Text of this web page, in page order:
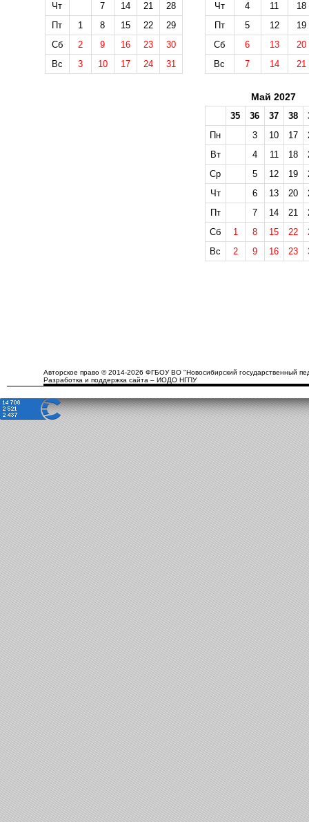
Чт
7 14 21
28
Пт
1 8 15 22
29
Сб
2 9 16 23
30
Вс
3 10 17 24 31
Чт
4 11
18
Пт
5 12
19
Сб
6 13
20
Вс
7 14 21
Май 2027
35 36 37 38
Пн
3 10 17
Вт
4 11 18
Ср
5 12 19
Чт
6 13 20
Пт
7 14 21
Сб
1 8 15 22
Вс
2 9 16 23
Авторское право © 2014-2026 ФГБОУ ВО "Новосибирский государственный
Разработка и поддержка сайта – ИОДО НГПУ